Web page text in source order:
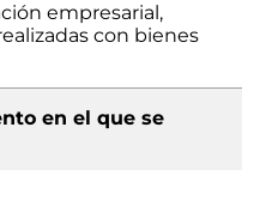
empresarial,
con bienes
en el que se